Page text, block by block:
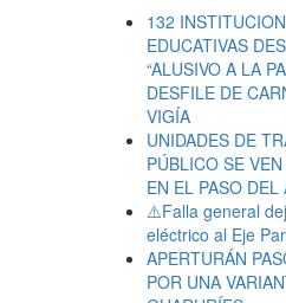
132
EDUCATIVAS
“ALUSIVO A LA
DESFILE DE
VIGÍA
UNIDADES DE
PÚBLICO SE
EN EL PASO DEL
⚠️Falla general
eléctrico al Eje
APERTURÁN
POR UNA